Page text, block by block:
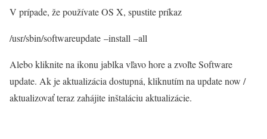
V prípade, že používate OS X, spustite príkaz
/usr/sbin/softwareupdate –install –all
Alebo kliknite na ikonu jablka vľavo hore a zvoľte Software
update. Ak je aktualizácia dostupná, kliknutím na update now /
aktualizovať teraz zahájite inštaláciu aktualizácie.